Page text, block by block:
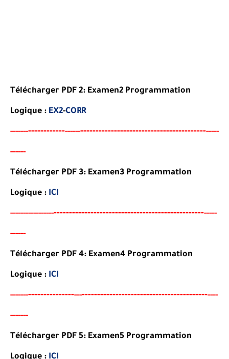
Télécharger PDF 2: Examen2 Programmation
Logique : EX2-CORR
-----------------------------------------------------------------------
------
Télécharger PDF 3: Examen3 Programmation
Logique : ICI
-----------------------------------------------------------------------
------
Télécharger PDF 4: Examen4 Programmation
Logique : ICI
----------------------------------------------------------------------
-------
Télécharger PDF 5: Examen5 Programmation
Logique : ICI